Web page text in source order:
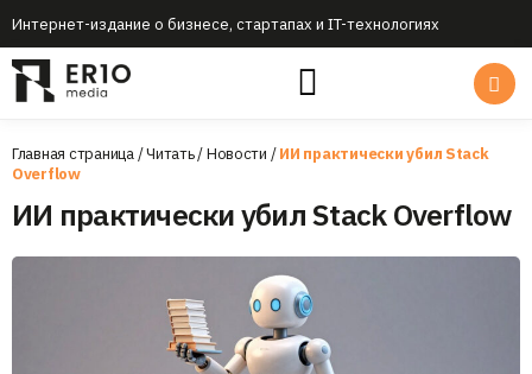
Интернет-издание о бизнесе, стартапах и IT-технологиях
Главная страница/Читать/Новости /ИИ практически убил Stack
Overflow
ИИ практически убил Stack Overflow